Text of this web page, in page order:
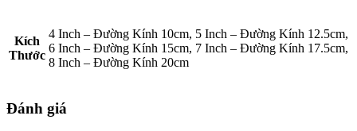
Kích
Thước
4 Inch – Đường Kính 10cm, 5 Inch – Đường Kính 12.5cm,
6 Inch – Đường Kính 15cm, 7 Inch – Đường Kính 17.5cm,
8 Inch – Đường Kính 20cm
Đánh giá